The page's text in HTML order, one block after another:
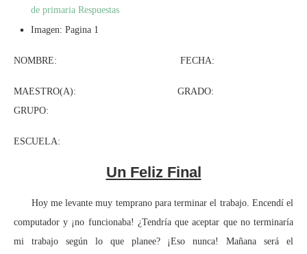
de primaria Respuestas
Imagen: Pagina 1
NOMBRE: FECHA:
MAESTRO(A): GRADO:
GRUPO:
ESCUELA:
Un Feliz Final
Hoy me levante muy temprano para terminar el trabajo. Encendí el
computador y ¡no funcionaba! ¿Tendría que aceptar que no terminaría
mi trabajo según lo que planee? ¡Eso nunca! Mañana será el